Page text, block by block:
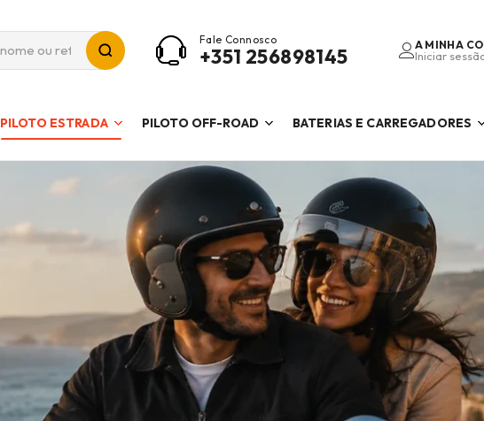
Fale Connosco
+351 256898145 A MINHA
Iniciar
PILOTO ESTRADA PILOTO OFF-ROAD BATERIAS E CARREGADORES